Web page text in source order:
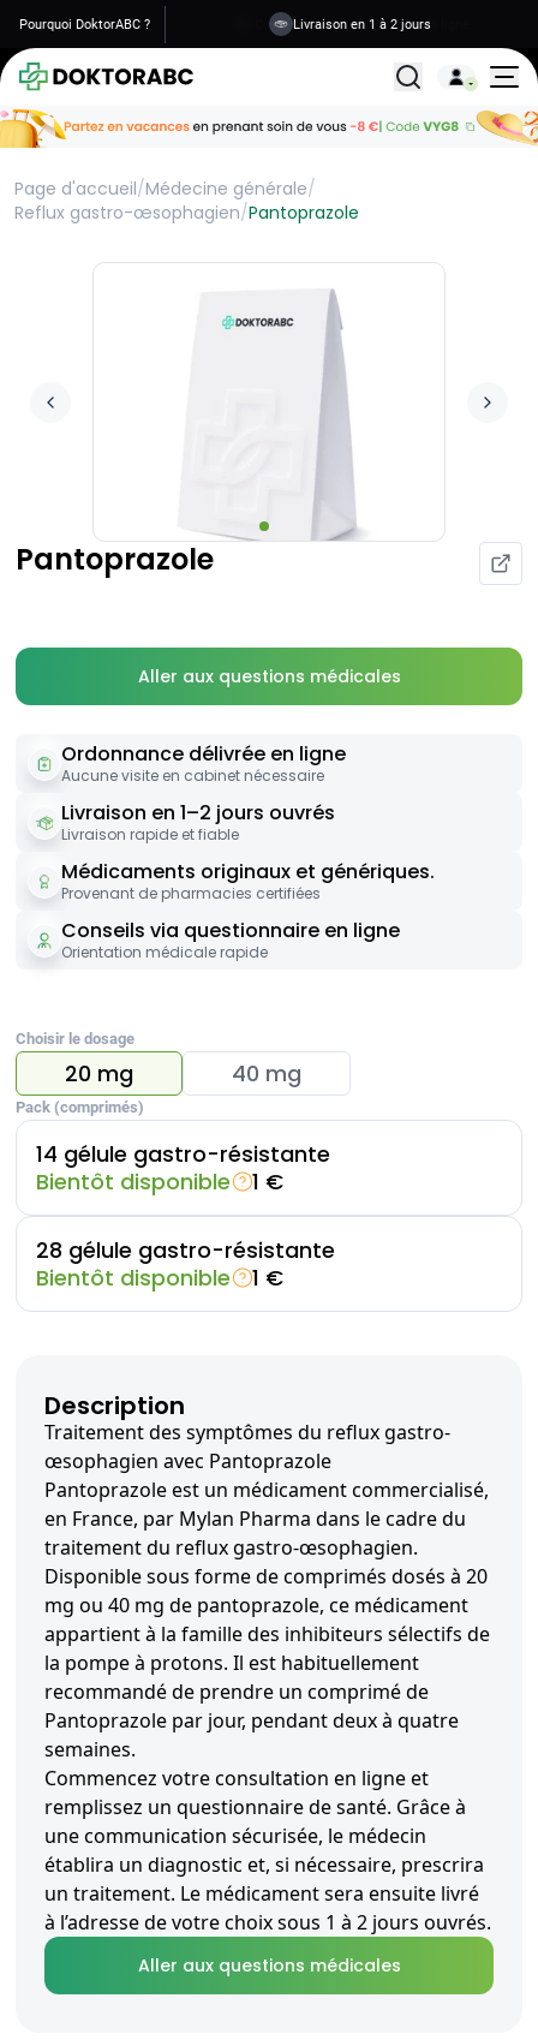
Pourquoi DoktorABC ? Livraison en 1 à 2 jours
Tous les
Page d'accueil/Médecine générale/
Reflux gastro-œsophagien/Pantoprazole
Pantoprazole
Aller aux questions médicales
Ordonnance délivrée en ligne
Aucune visite en cabinet nécessaire
Livraison en 1–2 jours ouvrés
Livraison rapide et fiable
Médicaments originaux et génériques.
Provenant de pharmacies certifiées
Conseils via questionnaire en ligne
Orientation médicale rapide
Choisir le dosage
20 mg 40 mg
Pack (comprimés)
14 gélule gastro-résistante
Bientôt disponible
1 €
28 gélule gastro-résistante
Bientôt disponible
1 €
Description
Traitement des symptômes du reflux gastro-
œsophagien avec Pantoprazole
Pantoprazole est un médicament commercialisé,
en France, par Mylan Pharma dans le cadre du
traitement du reflux gastro-œsophagien.
Disponible sous forme de comprimés dosés à 20
mg ou 40 mg de pantoprazole, ce médicament
appartient à la famille des inhibiteurs sélectifs de
la pompe à protons. Il est habituellement
recommandé de prendre un comprimé de
Pantoprazole par jour, pendant deux à quatre
semaines.
Commencez votre consultation en ligne et
remplissez un questionnaire de santé. Grâce à
une communication sécurisée, le médecin
établira un diagnostic et, si nécessaire, prescrira
un traitement. Le médicament sera ensuite livré
à l’adresse de votre choix sous 1 à 2 jours ouvrés.
Aller aux questions médicales